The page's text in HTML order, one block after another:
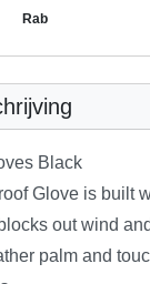
Rab
Black
Glove is built
out wind
palm and